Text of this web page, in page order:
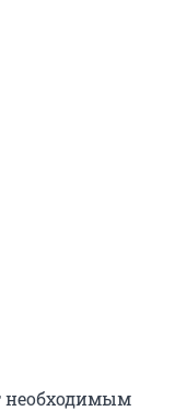
необходимым